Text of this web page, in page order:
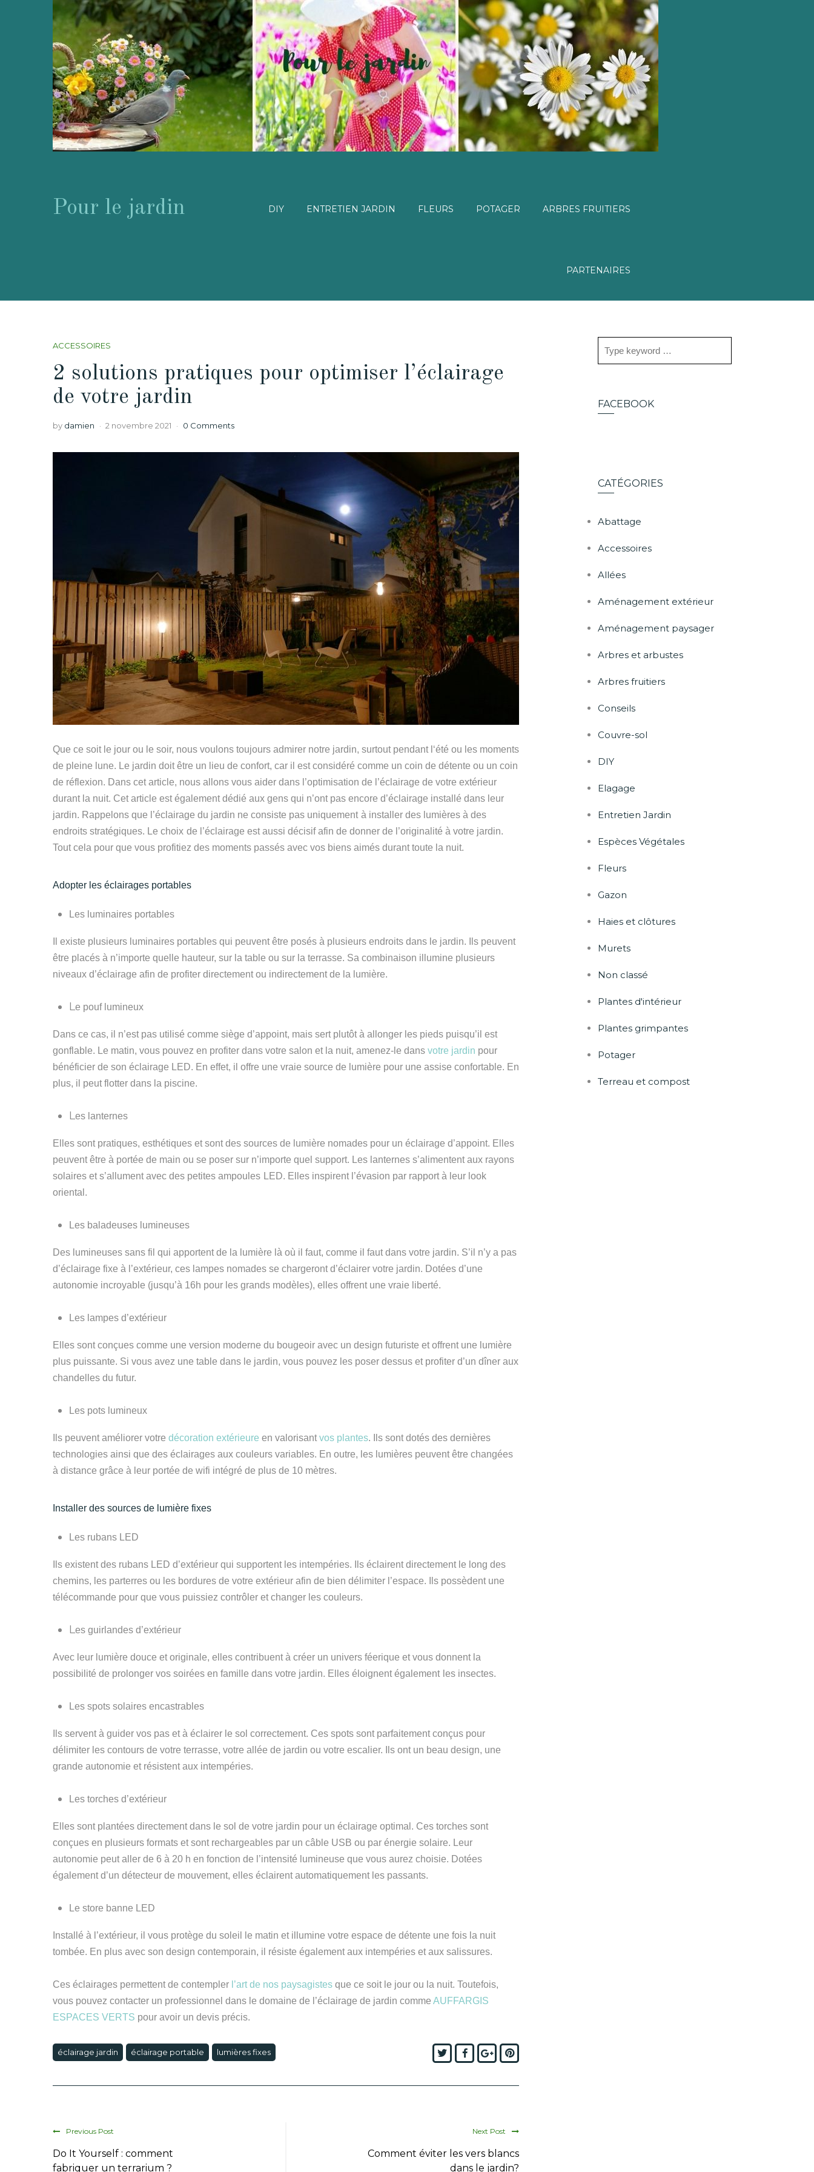
Pour le jardin DIY ENTRETIEN JARDIN FLEURS POTAGER ARBRES FRUITIERS
PARTENAIRES
ACCESSOIRES
2 solutions pratiques pour optimiser l’éclairage
de votre jardin
by damien 2 novembre 2021 0 Comments
Que ce soit le jour ou le soir, nous voulons toujours admirer notre jardin, surtout pendant l‘été ou les moments
de pleine lune. Le jardin doit être un lieu de confort, car il est considéré comme un coin de détente ou un coin
de réflexion. Dans cet article, nous allons vous aider dans l’optimisation de l’éclairage de votre extérieur
durant la nuit. Cet article est également dédié aux gens qui n’ont pas encore d’éclairage installé dans leur
jardin. Rappelons que l ’éclairage du jardin ne consiste pas uniquement à installer des lumières à des
endroits stratégiques. Le choix de l’éclairage est aussi décisifafin de donner de l’originalité à votre jardin.
Tout cela pour que vous profitiez des moments passés avec vos biens aimés durant toute la nuit.
Adopter les éclairages portables
Les luminaires portables
Il existe plusieurs luminaires portables qui peuvent être posés à plusieurs endroits dans le jardin. Ils peuvent
être placés à n’importe quelle hauteur, sur la table ou sur la terrasse. Sa combinaison illumine plusieurs
niveaux d’éclairage afin de profiter directement ou indirectement de la lumière.
Le pouf lumineux
Dans ce cas, il n’est pas utilisé comme siège d’appoint, mais sert plutôt à allonger les pieds puisqu’il est
gonflable. Le matin, vous pouvez en profiter dans votre salon et la nuit, amenez-le dans votre jardin pour
bénéficier de son éclairage LED. En effet, il offre une vraie source de lumière pour une assise confortable. En
plus, il peut flotter dans la piscine.
Les lanternes
Elles sont pratiques, esthétiques et sont des sources de lumière nomades pour un éclairage d’appoint. Elles
peuvent être à portée de main ou se poser sur n’importe quel support. Les lanternes s’alimentent aux rayons
solaires et s’allument avec des petites ampoules L ED. Elles inspirent l’évasion par rapport à leur look
oriental.
Les baladeuses lumineuses
Des lumineuses sans fil qui apportent de la lumière là où il faut, comme il faut dans votre jardin. S’il n’y a pas
d’éclairage fixe à l’extérieur, ces lampes nomades se chargeront d’éclairer votre jardin. Dotées d’une
autonomie incroyable (jusqu’à 16h pour les grands modèles), elles offrent une vraie liberté.
Les lampes d’extérieur
Elles sont conçues comme une version moderne du bougeoir avec un design futuriste et offrent une lumière
plus puissante. Si vous avez une table dans le jardin, vous pouvez les poser dessus et profiter d’un dîner aux
chandelles du futur.
Les pots lumineux
Ils peuvent améliorer votre décoration extérieure en valorisant vos plantes. Ils sont dotés des dernières
technologies ainsi que des éclairages aux couleurs variables. En outre, les lumières peuvent être changées
à distance grâce à leur portée de wifi intégré de plus de 10 mètres.
Installer des sources de lumière fixes
Les rubans LED
Ils existent des rubans LED d’extérieur qui supportent les intempéries. Ils éclairent directement le long des
chemins, les parterres ou les bordures de votre extérieur afin de bien délimiter l’espace. Ils possèdent une
télécommande pour que vous puissiez contrôler et changer les couleurs.
Les guirlandes d’extérieur
Avec leur lumière douce et originale, elles contribuent à créer un univers féerique et vous donnent la
possibilité de prolonger vos soirées en famille dans votre jardin. Elles éloignent également es insectes.
Les spots solaires encastrables
Ils servent à guider vos pas et à éclairer le sol correctement. Ces spots sont parfaitement conçus pour
délimiter les contours de votre terrasse, votre allée de jardin ou votre escalier. Ils ont un beau design, une
grande autonomie et résistent aux intempéries.
Les torches d’extérieur
Elles sont plantées directement dans le sol de votre jardin pour un éclairage optimal . Ces torches sont
conçues en plusieurs formats et sont rechargeables par un câble USB ou par énergie solaire. Leur
autonomie peut aller de 6 à 20 h en fonction de l’intensité lumineuse que vous aurez choisie. Dotées
également d’un détecteur de mouvement, elles éclairent automatiquement les passants.
Le store banne LED
Installé à l’extérieur, il vous protège du soleil le matin et illumine votre espace de détente une fois la nuit
tombée. En plus avec son design contemporain, il résiste également aux intempéries et aux salissures.
Ces éclairages permettent de contempler l’art de nos paysagistes que ce soit le jour ou la nuit. Toutefois,
vous pouvez contacter un professionnel dans le domaine de l’éclairage de jardin comme AUFFARGIS
ESPACES VERTS pour avoir un devis précis.
éclairage jardin éclairage portable lumières fixes TwitterFacebook
Google+Pinterest
Previous Post
Do It Yourself : comment
fabriquer un terrarium ?
Next Post
Comment éviter les vers blancs
dans le jardin?
FACEBOOK
CATÉGORIES
Abattage
Accessoires
Allées
Aménagement extérieur
Aménagement paysager
Arbres et arbustes
Arbres fruitiers
Conseils
Couvre-sol
DIY
Elagage
Entretien Jardin
Espèces Végétales
Fleurs
Gazon
Haies et clôtures
Murets
Non classé
Plantes d'intérieur
Plantes grimpantes
Potager
Terreau et compost